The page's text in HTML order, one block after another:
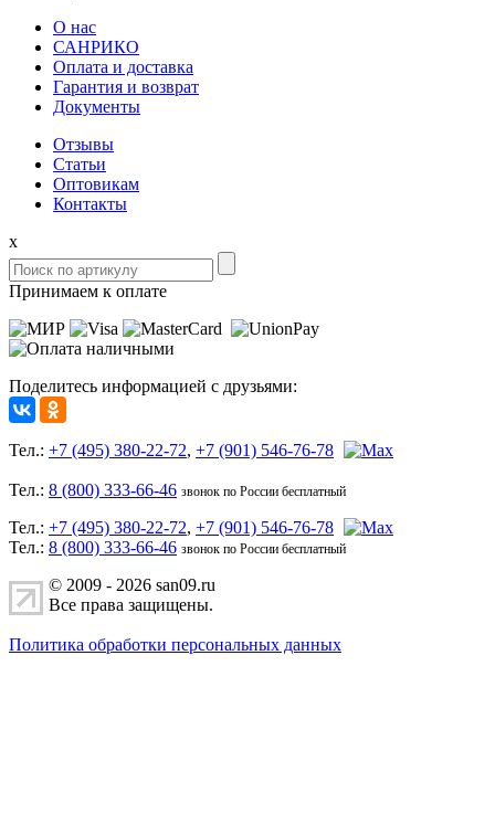
О нас
САНРИКО
Оплата и доставка
Гарантия и возврат
Документы
Отзывы
Статьи
Оптовикам
Контакты
x
Принимаем к оплате
Поделитесь информацией с друзьями:
Тел.: +7 (495) 380-22-72, +7 (901) 546-76-78
Тел.: 8 (800) 333-66-46 звонок по России бесплатный
Тел.: +7 (495) 380-22-72, +7 (901) 546-76-78
Тел.: 8 (800) 333-66-46 звонок по России бесплатный
© 2009 - 2026 san09.ru
Все права защищены.
Политика обработки персональных данных